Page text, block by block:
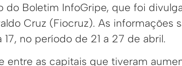
do Boletim InfoGripe, que foi
Cruz (Fiocruz). As informações
no período de 21 a 27 de abril.
entre as capitais que tiveram